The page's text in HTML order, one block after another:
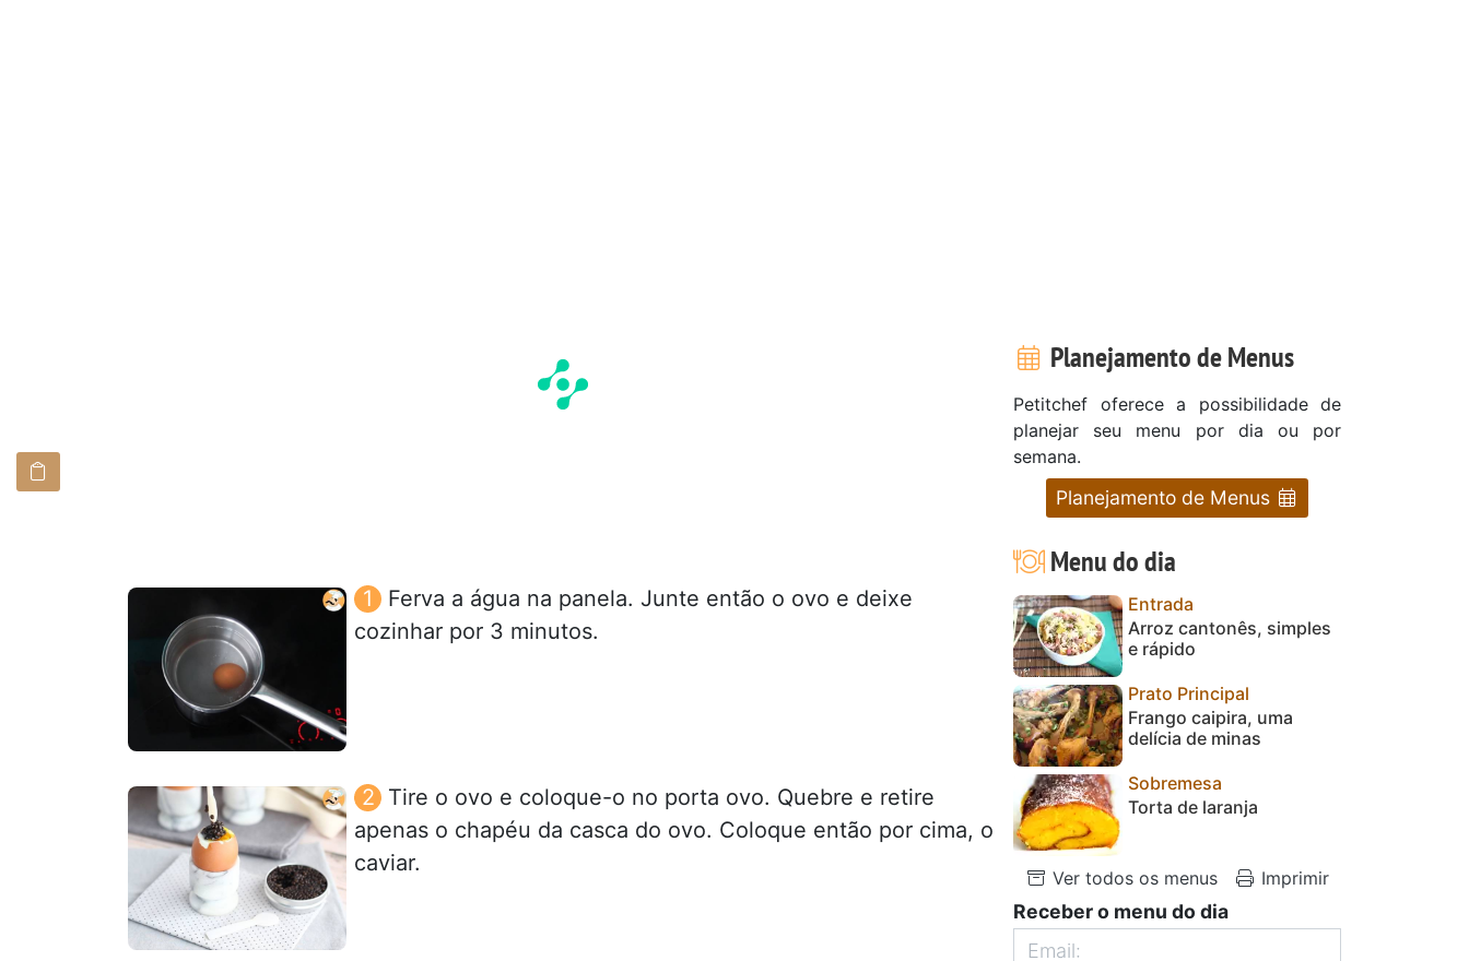
Ferva a água na panela. Junte então o ovo e deixe
cozinhar por 3 minutos.
Tire o ovo e coloque-o no porta ovo. Quebre e retire
apenas o chapéu da casca do ovo. Coloque então por cima, o
caviar.
Planejamento de Menus
Petitchef oferece a possibilidade de
planejar seu menu por dia ou por
semana.
Planejamento de Menus
Menu do dia
Entrada
Arroz cantonês, simples
e rápido
Prato Principal
Frango caipira, uma
delícia de minas
Sobremesa
Torta de laranja
Ver todos os menus Imprimir
Receber o menu do dia